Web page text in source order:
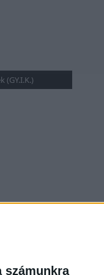
számunkra
(GY.I.K.)
G-Portál História